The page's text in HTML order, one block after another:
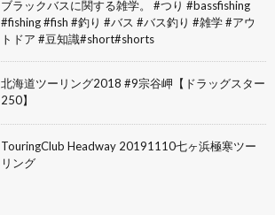
ブラックバスに関する雑学。 #つり #bassfishing
#fishing #fish #釣り #バス #バス釣り #雑学 #アウ
トドア #豆知識#short#shorts
北海道ツーリング2018 #9宗谷岬【ドラッグスター
250】
TouringClub Headway 20191110七ヶ浜極寒ツー
リング